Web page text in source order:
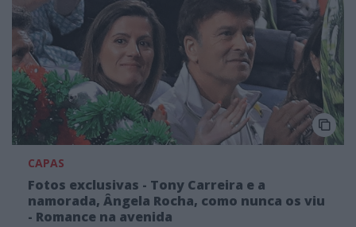
CAPAS
Fotos exclusivas - Tony Carreira e a
namorada, Ângela Rocha, como nunca os viu
- Romance na avenida